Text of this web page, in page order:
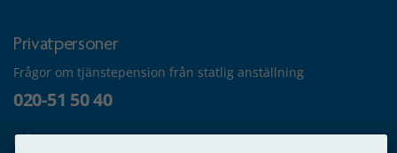
Privatpersoner
Frågor om tjänstepension från statlig anställning
020-51 50 40
Frågor om utbetalning